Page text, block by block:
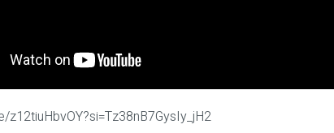
z12tiuHbvOY?si=Tz38nB7GysIy_jH2